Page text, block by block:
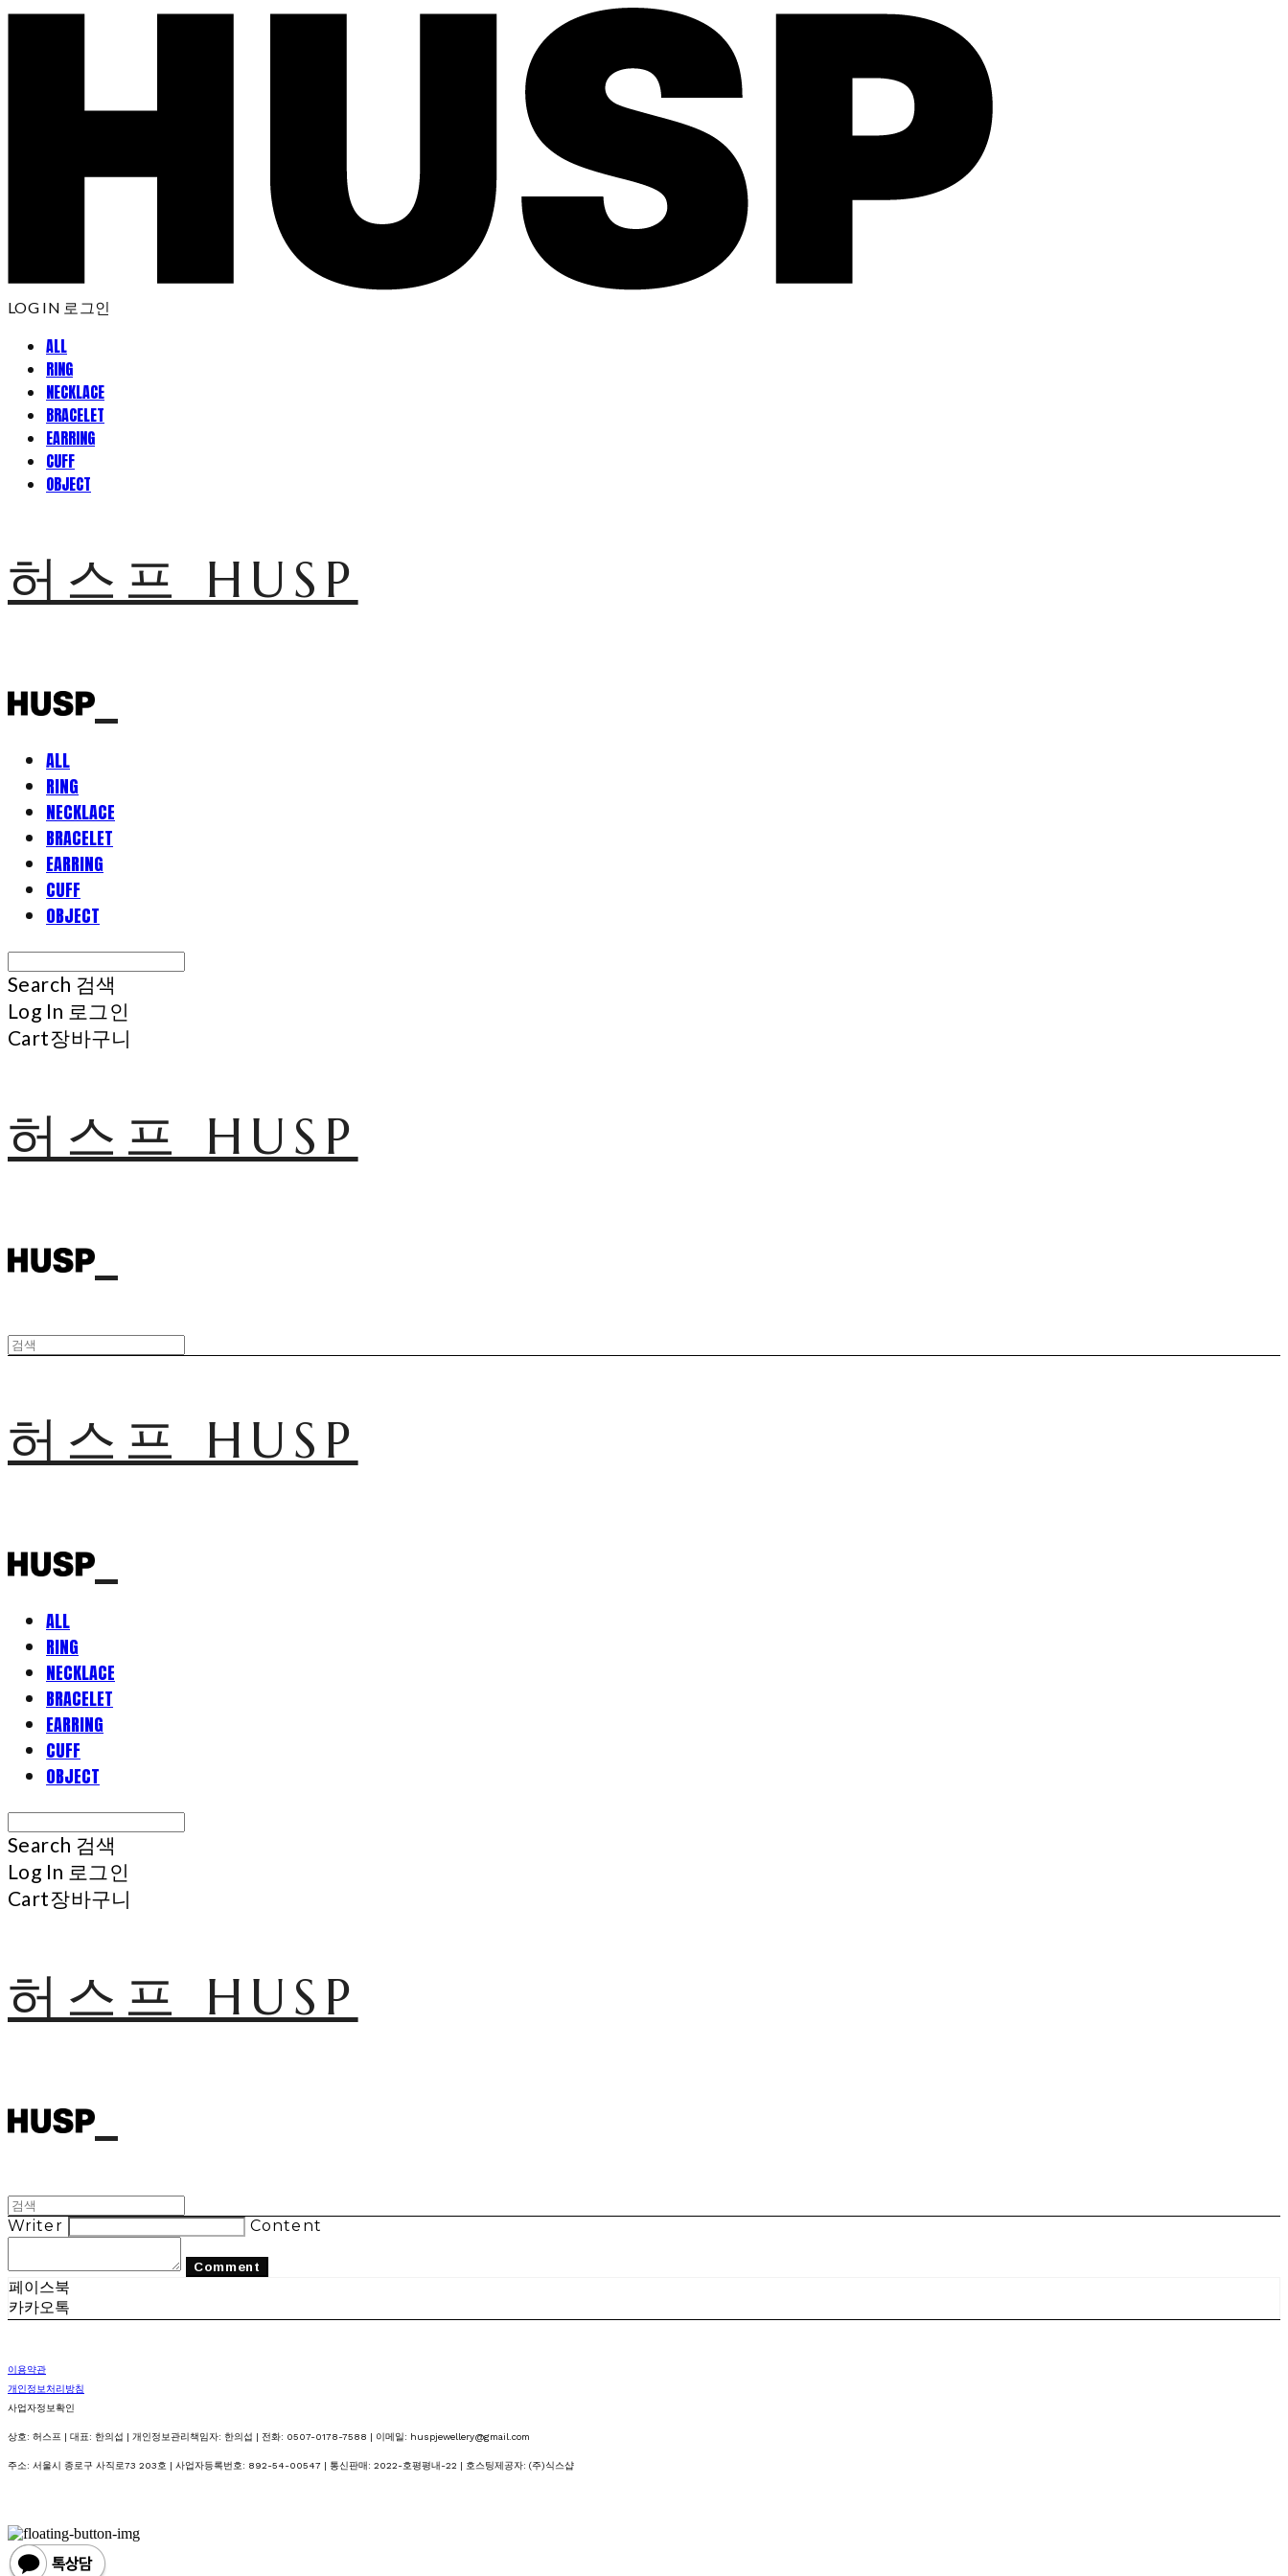
LOG IN 로그인
ALL
RING
NECKLACE
BRACELET
EARRING
CUFF
OBJECT
허스프 HUSP
ALL
RING
NECKLACE
BRACELET
EARRING
CUFF
OBJECT
Search 검색
Log In 로그인
Cart장바구니
허스프 HUSP
허스프 HUSP
ALL
RING
NECKLACE
BRACELET
EARRING
CUFF
OBJECT
Search 검색
Log In 로그인
Cart장바구니
허스프 HUSP
Writer Content
Comment
페이스북
카카오톡
이용약관
개인정보처리방침
사업자정보확인
상호: 허스프 | 대표: 한의섭 | 개인정보관리책임자: 한의섭 | 전화: 0507-0178-7588 | 이메일: huspjewellery@gmail.com
주소: 서울시 종로구 사직로73 203호 | 사업자등록번호: 892-54-00547 | 통신판매: 2022-호평평내-22 | 호스팅제공자: (주)식스샵